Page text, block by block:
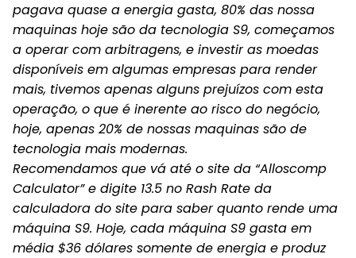
pagava quase a energia gasta, 80% das nossa
maquinas hoje são da tecnologia S9, começamos
a operar com arbitragens, e investir as moedas
disponíveis em algumas empresas para render
mais, tivemos apenas alguns prejuízos com esta
operação, o que é inerente ao risco do negócio,
hoje, apenas 20% de nossas maquinas são de
tecnologia mais modernas.
Recomendamos que vá até o site da “Alloscomp
Calculator” e digite 13.5 no Rash Rate da
calculadora do site para saber quanto rende uma
máquina S9. Hoje, cada máquina S9 gasta em
média $36 dólares somente de energia e produz